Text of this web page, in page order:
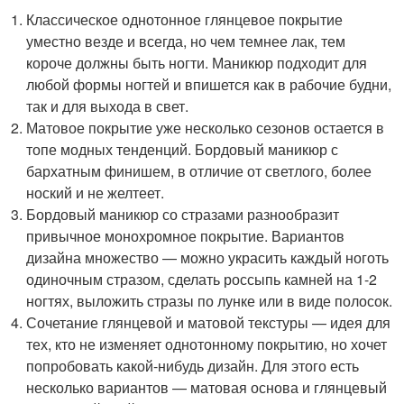
Классическое однотонное глянцевое покрытие
уместно везде и всегда, но чем темнее лак, тем
короче должны быть ногти. Маникюр подходит для
любой формы ногтей и впишется как в рабочие будни,
так и для выхода в свет.
Матовое покрытие уже несколько сезонов остается в
топе модных тенденций. Бордовый маникюр с
бархатным финишем, в отличие от светлого, более
ноский и не желтеет.
Бордовый маникюр со стразами разнообразит
привычное монохромное покрытие. Вариантов
дизайна множество — можно украсить каждый ноготь
одиночным стразом, сделать россыпь камней на 1-2
ногтях, выложить стразы по лунке или в виде полосок.
Сочетание глянцевой и матовой текстуры — идея для
тех, кто не изменяет однотонному покрытию, но хочет
попробовать какой-нибудь дизайн. Для этого есть
несколько вариантов — матовая основа и глянцевый